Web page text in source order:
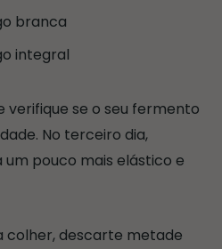
branca
integral
verifique se o seu fermento
No terceiro dia,
pouco mais elástico e
colher, descarte metade